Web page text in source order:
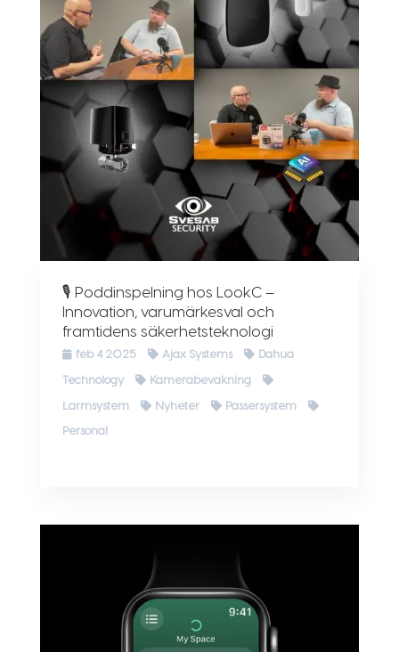
🎙 Poddinspelning hos LookC –
Innovation, varumärkesval och
framtidens säkerhetsteknologi
feb 4 2025 Ajax Systems Dahua
Technology Kamerabevakning
Larmsystem Nyheter Passersystem
Personal